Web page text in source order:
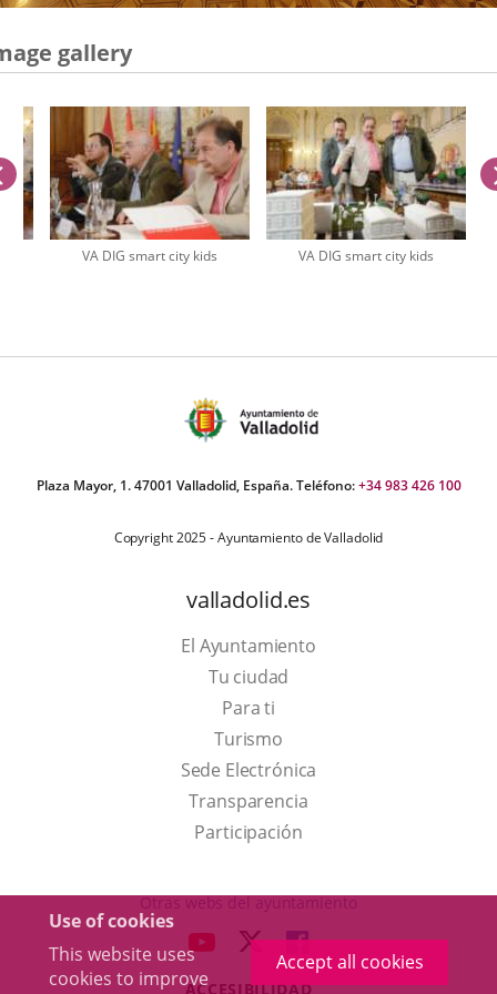
Use of cookies
This website uses
cookies to improve
Accept all cookies
gallery
VA DIG smart city kids VA DIG smart city kids
previus
Plaza Mayor, 1. 47001 Valladolid, España. Teléfono:+34 983 426 100
Copyright 2025 - Ayuntamiento de Valladolid
valladolid.es
El Ayuntamiento
Tu ciudad
Para ti
TurismoThis
link
will
open
a
pop-
up
window.
Sede Electrónica
Transparencia
Participación
Otras webs del ayuntamiento
LINK LINK
TO
LINK
TO
ACCESIBILIDAD